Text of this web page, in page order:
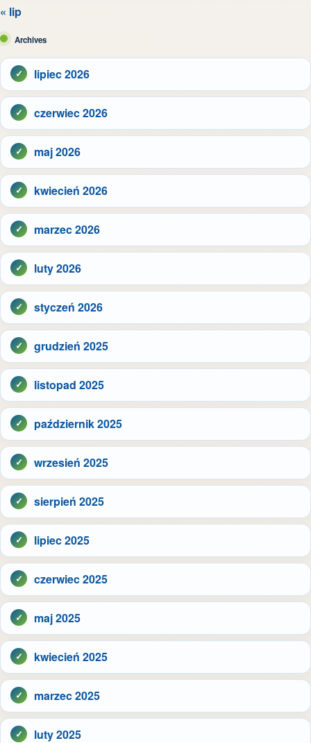
« lip
Archives
lipiec 2026
czerwiec 2026
maj 2026
kwiecień 2026
marzec 2026
luty 2026
styczeń 2026
grudzień 2025
listopad 2025
październik 2025
wrzesień 2025
sierpień 2025
lipiec 2025
czerwiec 2025
maj 2025
kwiecień 2025
marzec 2025
luty 2025